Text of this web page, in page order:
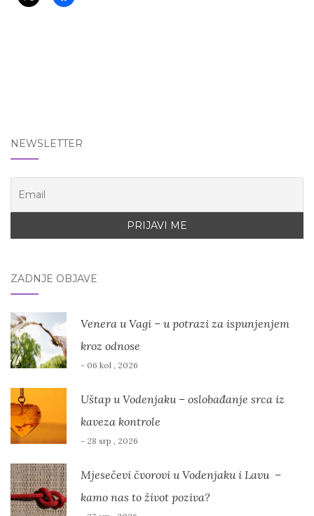
NEWSLETTER
ZADNJE OBJAVE
Venera u Vagi – u potrazi za ispunjenjem
kroz odnose
- 06 kol , 2026
Uštap u Vodenjaku – oslobađanje srca iz
kaveza kontrole
- 28 srp , 2026
Mjesečevi čvorovi u Vodenjaku i Lavu –
kamo nas to život poziva?